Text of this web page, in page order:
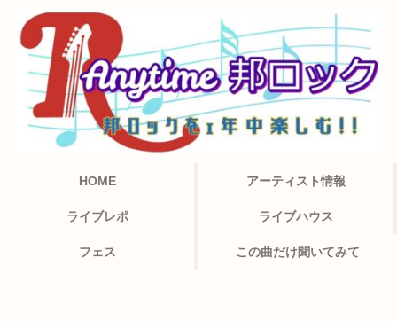
HOME アーティスト情報
ライブレポ ライブハウス
フェス この曲だけ聞いてみて